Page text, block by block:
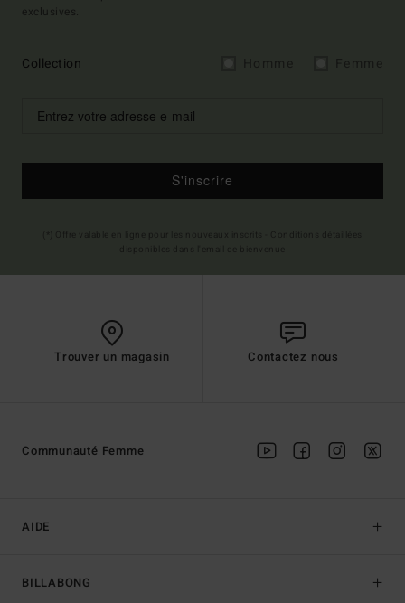
exclusives.
Collection
S'inscrire
Trouver un magasin Contactez nous
AIDE
BILLABONG
Communauté Femme